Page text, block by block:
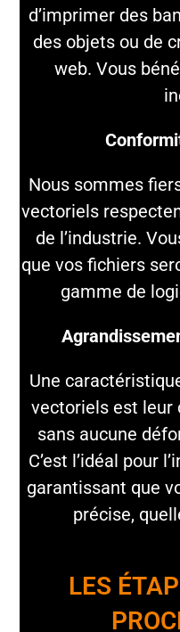
d’imprimer des
des objets ou de
web. Vous
Nous sommes
vectoriels
de l’industrie.
que vos fichiers
gamme de
Une
vectoriels est leur
sans aucune
C’est l’idéal pour
garantissant que
précise,
LES